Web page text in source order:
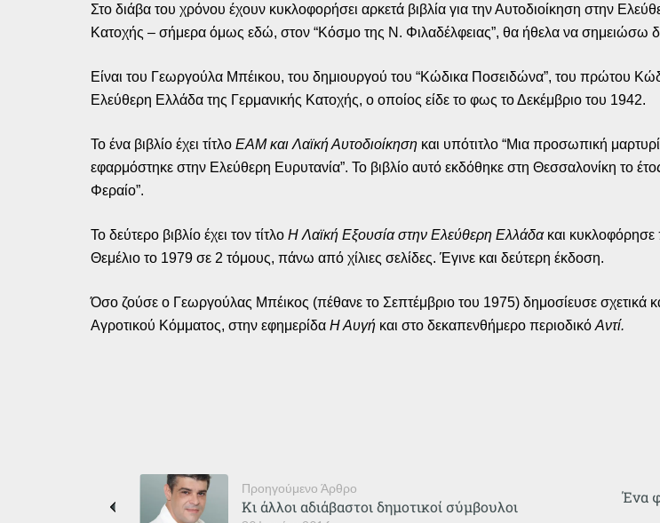
Στο διάβα του χρόνου έχουν κυκλοφορήσει αρκετά βιβλία για την Αυτοδιοίκηση στην
Κατοχής – σήμερα όμως εδώ, στον “Κόσμο της Ν. Φιλαδέλφειας”, θα ήθελα να σημειώσω
Είναι του Γεωργούλα Μπέικου, του δημιουργού του “Κώδικα Ποσειδώνα”, του πρώτου
Ελεύθερη Ελλάδα της Γερμανικής Κατοχής, ο οποίος είδε το φως το Δεκέμβριο του 1942.
Το ένα βιβλίο έχει τίτλο ΕΑΜ και Λαϊκή Αυτοδιοίκηση και υπότιτλο “Μια προσωπική
εφαρμόστηκε στην Ελεύθερη Ευρυτανία”. Το βιβλίο αυτό εκδόθηκε στη Θεσσαλονίκη το
Φεραίο”.
Το δεύτερο βιβλίο έχει τον τίτλο Η Λαϊκή Εξουσία στην Ελεύθερη Ελλάδακαι κυκλοφόρησε
Θεμέλιο το 1979 σε 2 τόμους, πάνω από χίλιες σελίδες. Έγινε και δεύτερη έκδοση.
Όσο ζούσε ο Γεωργούλας Μπέικος (πέθανε το Σεπτέμβριο του 1975) δημοσίευσε σχετικά
Αγροτικού Κόμματος, στην εφημερίδα Η Αυγή και στο δεκαπενθήμερο περιοδικόΑντί.
Προηγούμενο Άρθρο
Κι άλλοι αδιάβαστοι δημοτικοί σύμβουλοι
Ένα